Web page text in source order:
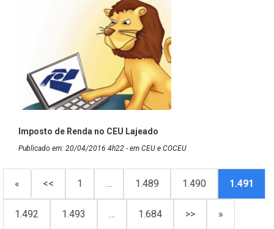
Imposto de Renda no CEU Lajeado
Publicado em: 20/04/2016 4h22 - em CEU e COCEU
« << 1 … 1.489 1.490 1.491
1.492 1.493 … 1.684 >> »